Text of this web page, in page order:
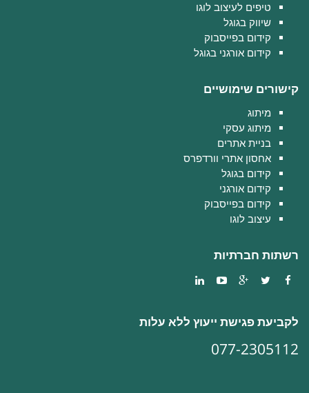
טיפים לעיצוב לוגו
שיווק בגוגל
קידום בפייסבוק
קידום אורגני בגוגל
קישורים שימושיים
מיתוג
מיתוג עסקי
בניית אתרים
אחסון אתרי וורדפרס
קידום בגוגל
קידום אורגני
קידום בפייסבוק
עיצוב לוגו
רשתות חברתיות
לקביעת פגישת ייעוץ ללא עלות
077-2305112